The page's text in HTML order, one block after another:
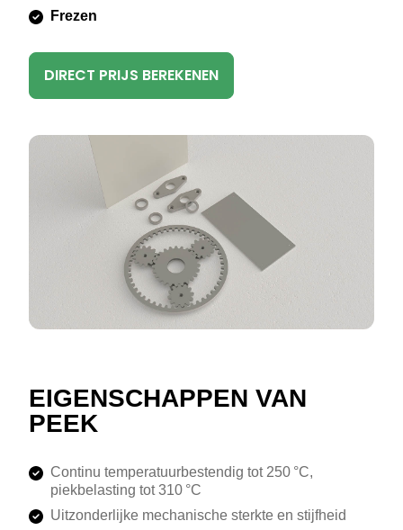
Frezen
DIRECT PRIJS BEREKENEN
EIGENSCHAPPEN VAN
PEEK
Continu temperatuurbestendig tot 250 °C,
piekbelasting tot 310 °C
Uitzonderlijke mechanische sterkte en stijfheid